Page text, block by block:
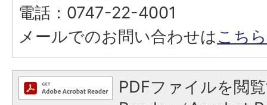
電話：0747-22-4001
メールでのお問い合わせはこちら
PDFファイルを閲